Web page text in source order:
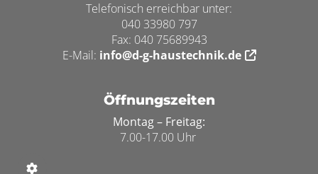
Telefonisch erreichbar unter:
040 33980 797
Fax: 040 75689943
E-Mail: info@d-g-haustechnik.de
Öffnungszeiten
Montag – Freitag:
7.00-17.00 Uhr